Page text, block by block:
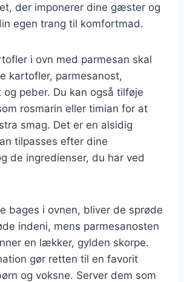
der imponerer dine gæster og
egen trang til komfortmad.
i ovn med parmesan skal
kartofler, parmesanost,
og peber. Du kan også tilføje
rosmarin eller timian for at
smag. Det er en alsidig
tilpasses efter dine
de ingredienser, du har ved
bages i ovnen, bliver de sprøde
indeni, mens parmesanosten
en lækker, gylden skorpe.
gør retten til en favorit
og voksne. Server dem som